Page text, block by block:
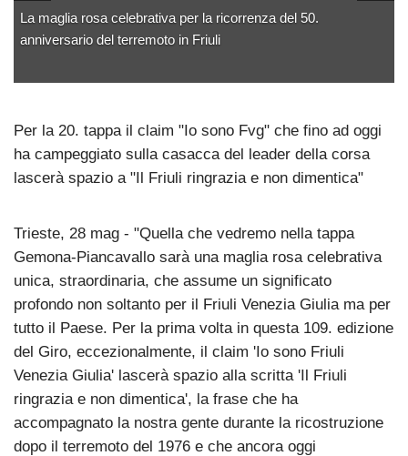
La maglia rosa celebrativa per la ricorrenza del 50.
anniversario del terremoto in Friuli
Per la 20. tappa il claim "Io sono Fvg" che fino ad oggi
ha campeggiato sulla casacca del leader della corsa
lascerà spazio a "Il Friuli ringrazia e non dimentica"
Trieste, 28 mag - "Quella che vedremo nella tappa
Gemona-Piancavallo sarà una maglia rosa celebrativa
unica, straordinaria, che assume un significato
profondo non soltanto per il Friuli Venezia Giulia ma per
tutto il Paese. Per la prima volta in questa 109. edizione
del Giro, eccezionalmente, il claim 'Io sono Friuli
Venezia Giulia' lascerà spazio alla scritta 'Il Friuli
ringrazia e non dimentica', la frase che ha
accompagnato la nostra gente durante la ricostruzione
dopo il terremoto del 1976 e che ancora oggi